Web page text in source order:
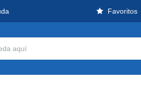
Favoritos